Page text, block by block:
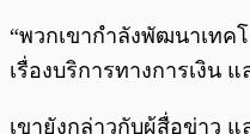
“พวกเขากำลังพัฒนาเท
เรื่องบริการทางการเงิน
เขายังกล่าวกับผู้สื่อข่าว แ